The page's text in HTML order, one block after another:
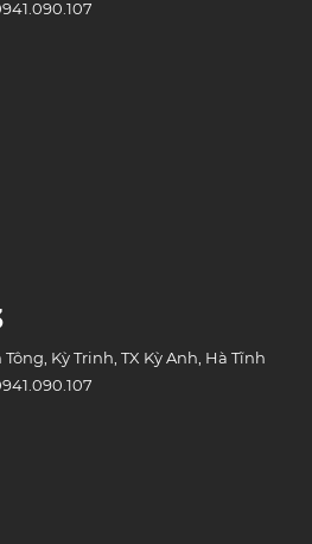
Kỳ Trinh, TX Kỳ Anh, Hà Tĩnh